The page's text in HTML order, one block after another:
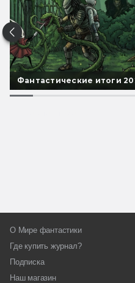
Фантастические итоги
О Мире фантастики
Где купить журнал?
Подписка
Наш магазин